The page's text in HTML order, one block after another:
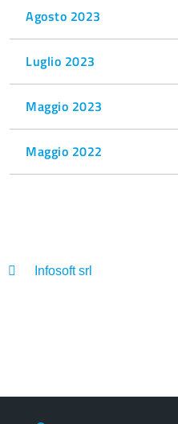
Agosto 2023
Luglio 2023
Maggio 2023
Maggio 2022
Infosoft srl